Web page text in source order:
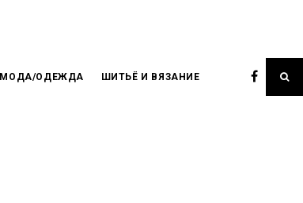
МОДА/ОДЕЖДА ШИТЬЁ И ВЯЗАНИЕ